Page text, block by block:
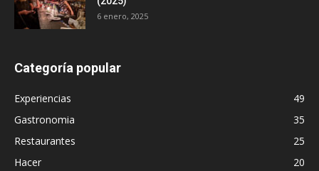
6 enero, 2025
Categoría popular
Experiencias
49
Gastronomia
35
Restaurantes
25
Hacer
20